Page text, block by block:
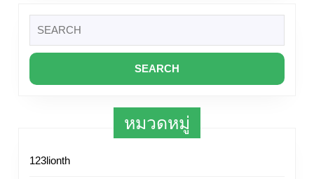
มาก
เกม
ไว
ทุก
ค่าย
for:
หมวดหมู่
123lionth